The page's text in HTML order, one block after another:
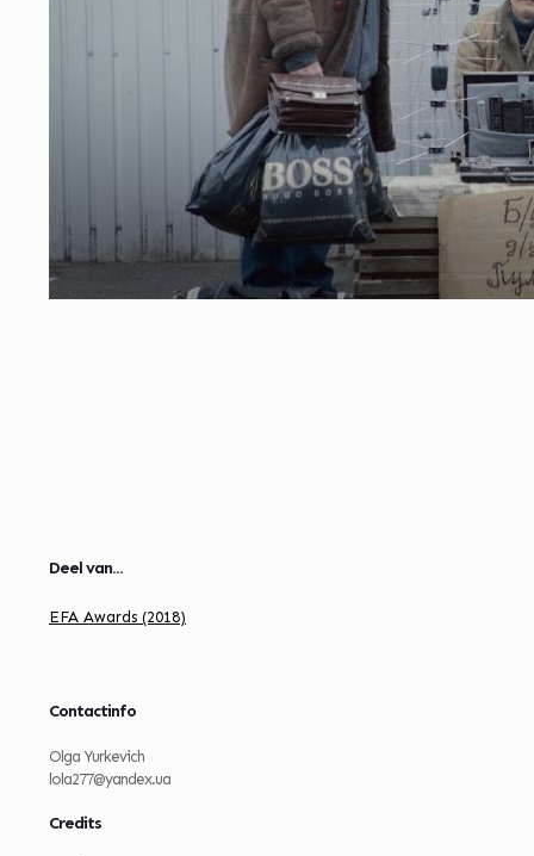
Deel van...
EFA Awards (2018)
Contactinfo
Olga Yurkevich
lola277@yandex.ua
Credits